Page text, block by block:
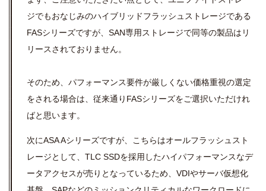
ジでもおなじみのハイブリッドフラッシュストレージである
FASシリーズですが、SAN専用ストレージで同等の製品はリ
リースされておりません。
そのため、パフォーマンス要件が厳しくない価格重視の選定
をされる場合は、従来通りFASシリーズをご選択いただけれ
ばと思います。
次にASA Aシリーズですが、こちらはオールフラッシュスト
レージとして、TLC SSDを採用したハイパフォーマンスなデ
ータアクセスが売りとなっているため、VDIやサーバ仮想化